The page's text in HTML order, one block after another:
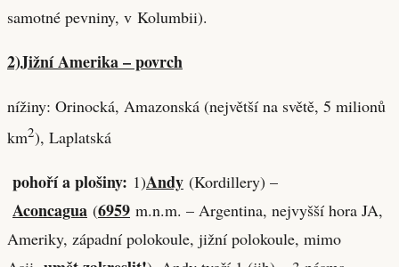
samotné pevniny, v Kolumbii).
2)Jižní Amerika – povrch
nížiny: Orinocká, Amazonská (největší na světě, 5 milionů
km2), Laplatská
pohoří a plošiny: 1)Andy (Kordillery) –
Aconcagua (6959 m.n.m. – Argentina, nejvyšší hora JA,
Ameriky, západní polokoule, jižní polokoule, mimo